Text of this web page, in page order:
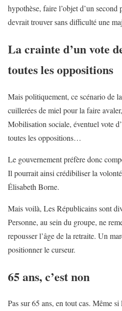
hypothèse, faire l’objet d’un
devrait trouver sans difficulté une
La crainte d’un vote
toutes les oppositions
Mais politiquement, ce scénario de
cuillerées de miel pour la faire
Mobilisation sociale, éventuel vote
toutes les oppositions…
Le gouvernement préfère donc
Il pourrait ainsi crédibiliser la
Élisabeth Borne.
Mais voilà, Les Républicains sont
Personne, au sein du groupe, ne
repousser l’âge de la retraite. Un
positionner le curseur.
65 ans, c’est non
Pas sur 65 ans, en tout cas. Même